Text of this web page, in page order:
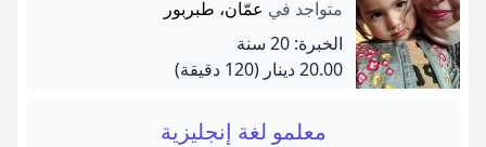
متواجد في عمّان، طبربور
الخبرة: 20 سنة
20.00 دينار
(120 دقيقة)
معلمو لغة إنجليزية